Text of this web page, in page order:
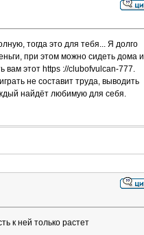
тогда это для тебя... Я долго
при этом можно сидеть дома и
вам этот https ://clubofvulcan-777.
не составит труда, выводить
найдёт любимую для себя.
к ней только растет